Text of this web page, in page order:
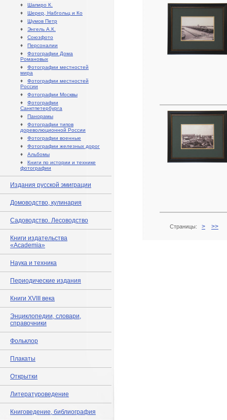
♦ Шапиро К.
♦ Шерер, Набгольц и Ко
♦ Шумов Петр
♦ Энгель А.К.
♦ Союзфото
♦ Персоналии
♦ Фотографии Дома
Романовых
♦ Фотографии местностей
мира
♦ Фотографии местностей
России
♦ Фотографии Москвы
♦ Фотографии
Санктпетербурга
♦ Панорамы
♦ Фотографии типов
дореволюционной России
♦ Фотографии военные
♦ Фотографии железных дорог
♦ Альбомы
♦ Книги по истории и технике
фотографии
Издания русской эмиграции
Домоводство, кулинария
Садоводство. Лесоводство
Книги издательства
«Academia»
Наука и техника
Периодические издания
Книги XVIII века
Энциклопедии, словари,
справочники
Фольклор
Плакаты
Открытки
Литературоведение
Книговедение, библиография
Страницы: > >>